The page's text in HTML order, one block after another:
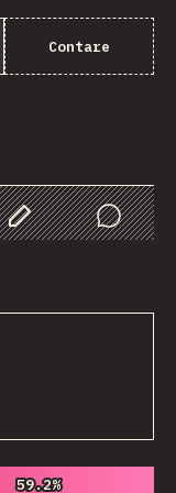
Contare
Personalizza i dati
Comments
59.2%
59.2%